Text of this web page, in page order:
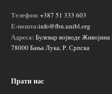
Телефон: +387 51 333 603
Е-пошта:info@fbn.unibl.org
Адреса: Булевар војводе
78000 Бања Лука, Р. Српска
Прати нас